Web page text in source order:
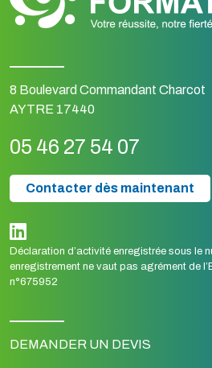
8 Boulevard Commandant Charcot
AYTRE 17440
05 46 27 54 07
Contacter dès maintenant
Déclaration d’activité enregistrée sous le
enregistrement ne vaut pas agrément de
n°675952
DEMANDER UN DEVIS